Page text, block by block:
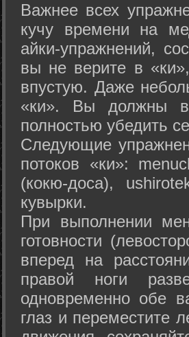
Важнее всех
кучу времени на
айки-упражнений,
вы не верите в
впустую. Даже
«ки». Вы должны
полностью убедить
Следующие
потоков «ки»:
(кокю-доса),
кувырки.
При выполнении
готовности
вперед на
правой ноги
одновременно обе
глаз и переместите